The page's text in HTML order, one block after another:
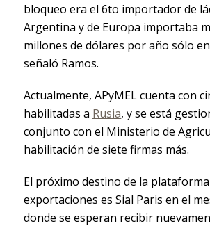
bloqueo era el 6to importador de
Argentina y de Europa importaba
millones de dólares por año sólo
señaló Ramos.
Actualmente, APyMEL cuenta con
habilitadas a Rusia, y se está
conjunto con el Ministerio de
habilitación de siete firmas más.
El próximo destino de la
exportaciones es Sial Paris en el
donde se esperan recibir